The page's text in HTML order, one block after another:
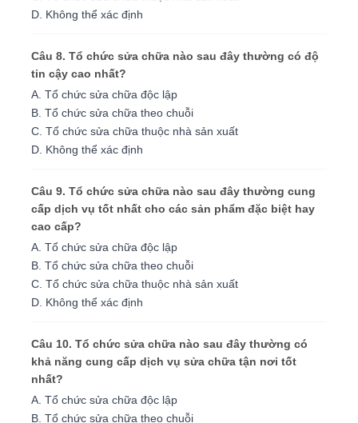
D. Không thể xác định
Câu 8. Tổ chức sửa chữa nào sau đây thường có độ
tin cậy cao nhất?
A. Tổ chức sửa chữa độc lập
B. Tổ chức sửa chữa theo chuỗi
C. Tổ chức sửa chữa thuộc nhà sản xuất
D. Không thể xác định
Câu 9. Tổ chức sửa chữa nào sau đây thường cung
cấp dịch vụ tốt nhất cho các sản phẩm đặc biệt hay
cao cấp?
A. Tổ chức sửa chữa độc lập
B. Tổ chức sửa chữa theo chuỗi
C. Tổ chức sửa chữa thuộc nhà sản xuất
D. Không thể xác định
Câu 10. Tổ chức sửa chữa nào sau đây thường có
khả năng cung cấp dịch vụ sửa chữa tận nơi tốt
nhất?
A. Tổ chức sửa chữa độc lập
B. Tổ chức sửa chữa theo chuỗi